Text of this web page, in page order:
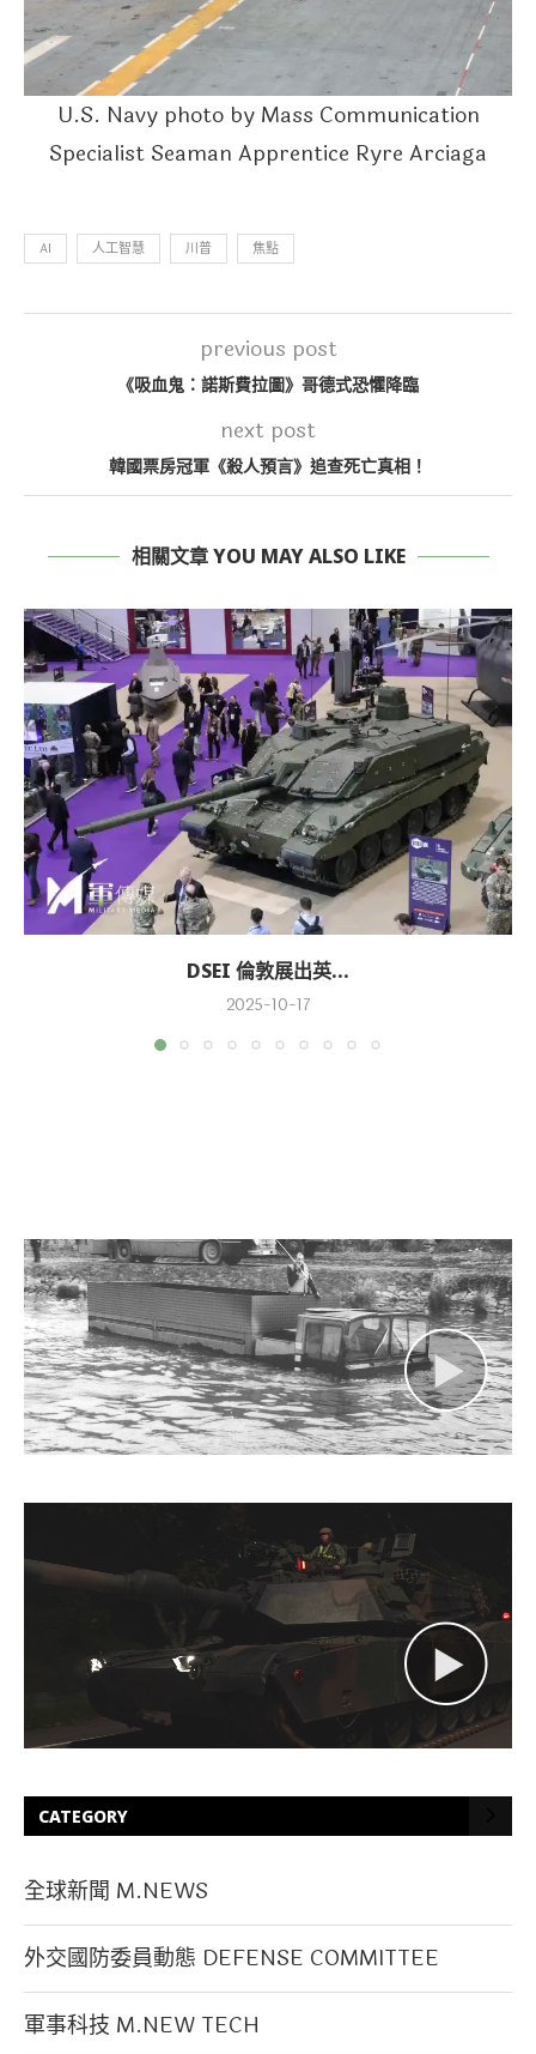
U.S. Navy photo by Mass Communication
Specialist Seaman Apprentice Ryre Arciaga
AI 人工智慧 川普 焦點
previous post
《吸血鬼：諾斯費拉圖》哥德式恐懼降臨
next post
韓國票房冠軍《殺人預言》追查死亡真相！
相關文章 YOU MAY ALSO LIKE
DSEI 倫敦展出英...
2025-10-17
CATEGORY
全球新聞 M.NEWS
外交國防委員動態 DEFENSE COMMITTEE
軍事科技 M.NEW TECH